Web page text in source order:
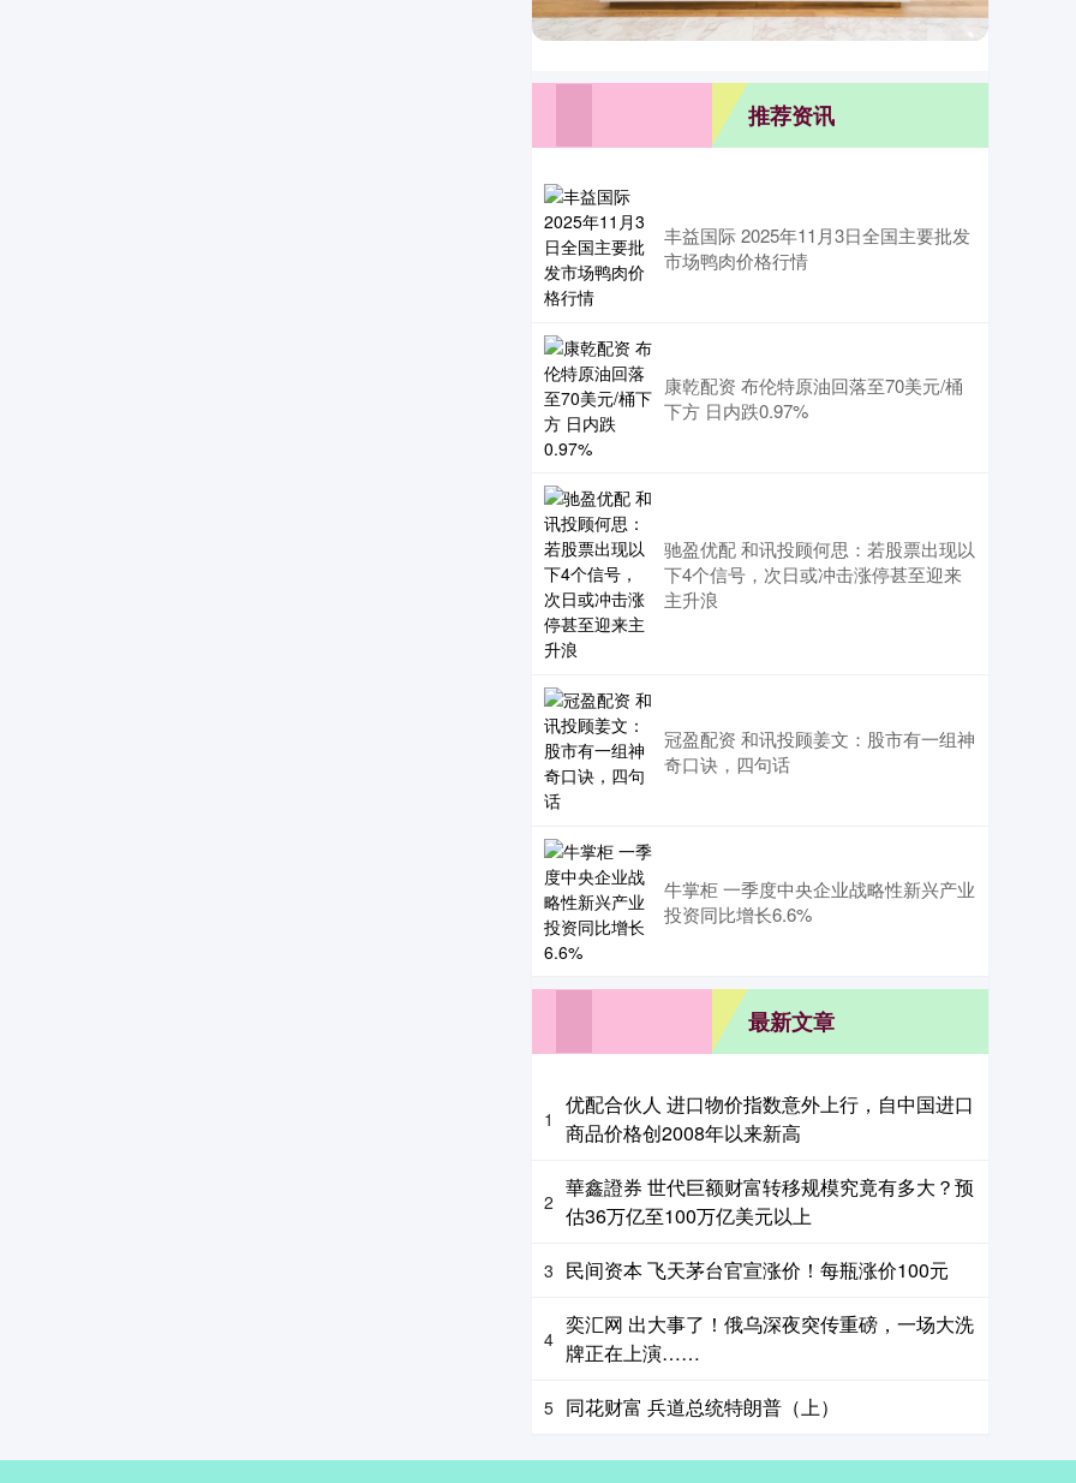
推荐资讯
丰益国际 2025年11月3日全国主要批发
市场鸭肉价格行情
康乾配资 布伦特原油回落至70美元/桶
下方 日内跌0.97%
驰盈优配 和讯投顾何思：若股票出现以
下4个信号，次日或冲击涨停甚至迎来
主升浪
冠盈配资 和讯投顾姜文：股市有一组神
奇口诀，四句话
牛掌柜 一季度中央企业战略性新兴产业
投资同比增长6.6%
最新文章
1
优配合伙人 进口物价指数意外上行，自中国进口
商品价格创2008年以来新高
2
華鑫證券 世代巨额财富转移规模究竟有多大？预
估36万亿至100万亿美元以上
3 民间资本 飞天茅台官宣涨价！每瓶涨价100元
4
奕汇网 出大事了！俄乌深夜突传重磅，一场大洗
牌正在上演……
5 同花财富 兵道总统特朗普（上）